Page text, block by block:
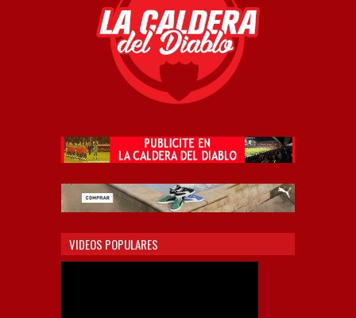
VIDEOS POPULARES